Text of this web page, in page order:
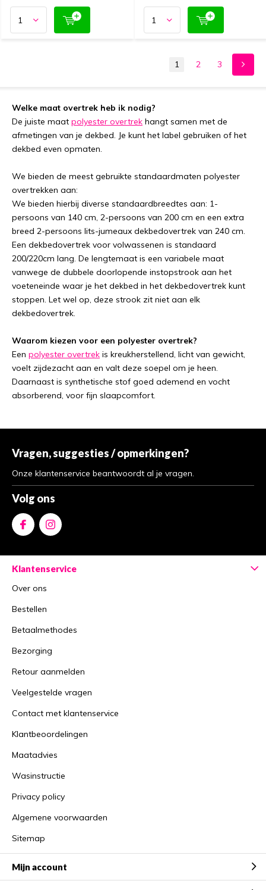
1 2 3
Welke maat overtrek heb ik nodig?
De juiste maat polyester overtrek hangt samen met de
afmetingen van je dekbed. Je kunt het label gebruiken of het
dekbed even opmaten.
We bieden de meest gebruikte standaardmaten polyester
overtrekken aan:
We bieden hierbij diverse standaardbreedtes aan: 1-
persoons van 140 cm, 2-persoons van 200 cm en een extra
breed 2-persoons lits-jumeaux dekbedovertrek van 240 cm.
Een dekbedovertrek voor volwassenen is standaard
200/220cm lang. De lengtemaat is een variabele maat
vanwege de dubbele doorlopende instopstrook aan het
voeteneinde waar je het dekbed in het dekbedovertrek kunt
stoppen. Let wel op, deze strook zit niet aan elk
dekbedovertrek.
Waarom kiezen voor een polyester overtrek?
Een polyester overtrek is kreukherstellend, licht van gewicht,
voelt zijdezacht aan en valt deze soepel om je heen.
Daarnaast is synthetische stof goed ademend en vocht
absorberend, voor fijn slaapcomfort.
Vragen, suggesties / opmerkingen?
Onze klantenservice beantwoordt al je vragen.
Volg ons
Klantenservice
Over ons
Bestellen
Betaalmethodes
Bezorging
Retour aanmelden
Veelgestelde vragen
Contact met klantenservice
Klantbeoordelingen
Maatadvies
Wasinstructie
Privacy policy
Algemene voorwaarden
Sitemap
Mijn account